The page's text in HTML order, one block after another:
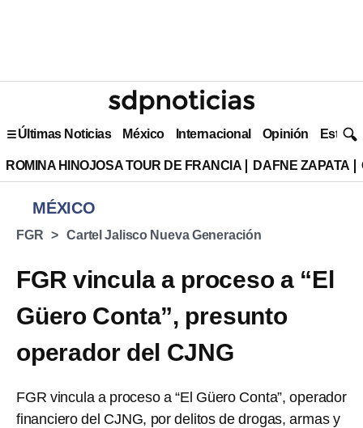
Últimas Noticias México Internacional Opinión Estilo
ROMINA HINOJOSA TOUR DE FRANCIA DAFNE ZAPATA
MÉXICO
FGR Cartel Jalisco Nueva Generación
FGR vincula a proceso a “El
Güero Conta”, presunto
operador del CJNG
FGR vincula a proceso a “El Güero Conta”, operador
financiero del CJNG, por delitos de drogas, armas y